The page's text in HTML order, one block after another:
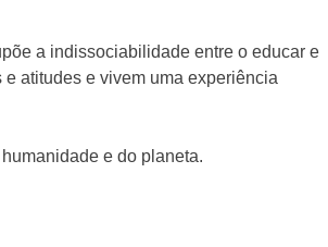
a indissociabilidade entre o educar e
atitudes e vivem uma experiência
e do planeta.